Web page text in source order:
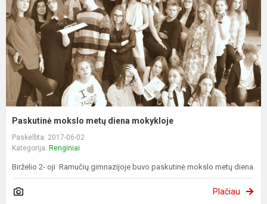
Paskutinė mokslo metų diena mokykloje
Paskelbta: 2017-06-02
Kategorija: Renginiai
Birželio 2- oji Ramučių gimnazijoje buvo paskutinė mokslo metų diena.
Plačiau